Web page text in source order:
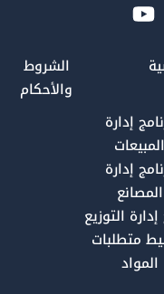
إدارة
المبيعات
إدارة
المصانع
التوزيع
متطلبات
المواد
الشروط
والأحكام